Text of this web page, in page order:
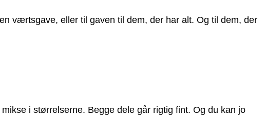
værtsgave, eller til gaven til dem, der har alt. Og til dem, der
i størrelserne. Begge dele går rigtig fint. Og du kan jo